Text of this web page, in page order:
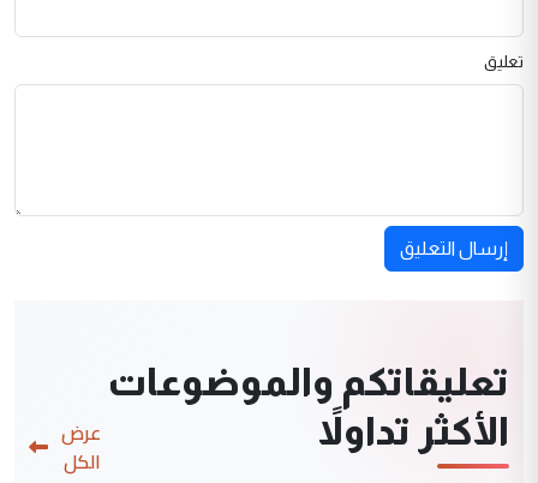
تعليق
إرسال التعليق
تعليقاتكم والموضوعات
الأكثر تداولاً
عرض
الكل